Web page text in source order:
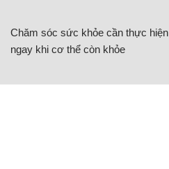
Chăm sóc sức khỏe cần thực hiện
ngay khi cơ thể còn khỏe